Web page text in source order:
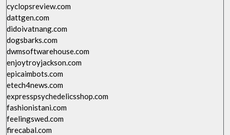
cyclopsreview.com
dattgen.com
didoivatnang.com
dogsbarks.com
dwmsoftwarehouse.com
enjoytroyjackson.com
epicaimbots.com
etech4news.com
expresspsychedelicsshop.com
fashionistani.com
feelingswed.com
firecabal.com